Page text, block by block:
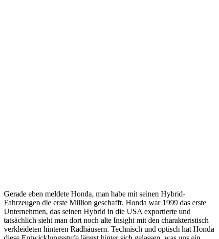
Gerade eben meldete Honda, man habe mit seinen Hybrid-
Fahrzeugen die erste Million geschafft. Honda war 1999 das erste
Unternehmen, das seinen Hybrid in die USA exportierte und
tatsächlich sieht man dort noch alte Insight mit den charakteristisch
verkleideten hinteren Radhäusern. Technisch und optisch hat Honda